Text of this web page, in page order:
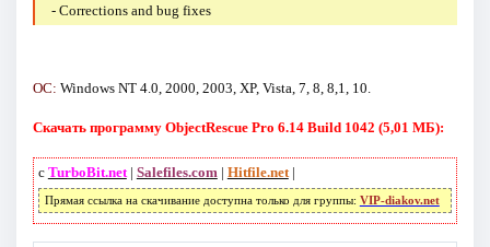
- Corrections and bug fixes
ОС: Windows NT 4.0, 2000, 2003, XP, Vista, 7, 8, 8,1, 10.
Скачать программу ObjectRescue Pro 6.14 Build 1042 (5,01 МБ):
с TurboBit.net| Salefiles.com | Hitfile.net|
Прямая ссылка на скачивание доступна только для группы: VIP-diakov.net